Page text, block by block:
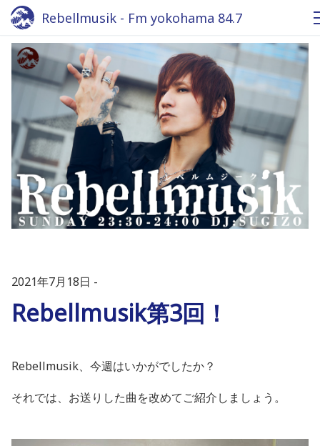
Rebellmusik - Fm yokohama 84.7
2021年7月18日
Rebellmusik第3回！
Rebellmusik、今週はいかがでしたか？
それでは、お送りした曲を改めてご紹介しましょう。